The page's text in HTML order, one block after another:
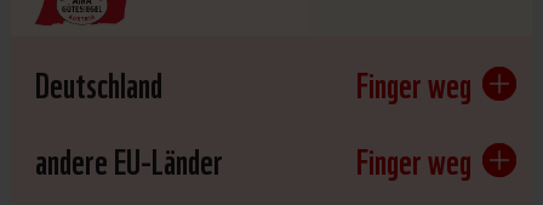
Deutschland
Finger weg
andere EU-Länder
Finger weg